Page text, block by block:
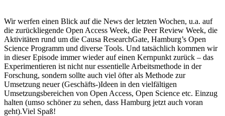
Wir werfen einen Blick auf die News der letzten Wochen, u.a. auf
die zurückliegende Open Access Week, die Peer Review Week, die
Aktivitäten rund um die Causa ResearchGate, Hamburg’s Open
Science Programm und diverse Tools. Und tatsächlich kommen wir
in dieser Episode immer wieder auf einen Kernpunkt zurück – das
Experimentieren ist nicht nur essentielle Arbeitsmethode in der
Forschung, sondern sollte auch viel öfter als Methode zur
Umsetzung neuer (Geschäfts-)Ideen in den vielfältigen
Umsetzungsbereichen von Open Access, Open Science etc. Einzug
halten (umso schöner zu sehen, dass Hamburg jetzt auch voran
geht).Viel Spaß!